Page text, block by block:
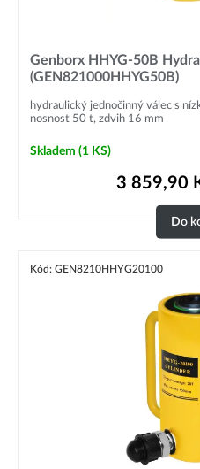
Genborx HHYG-50B
(GEN821000HHYG50B)
hydraulický jednočinný válec s
nosnost 50 t, zdvih 16 mm
Skladem (1 KS)
3 859,90
Do
Kód: GEN8210HHYG20100